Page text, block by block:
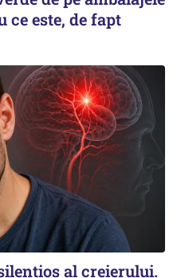
este, de fapt
al creierului.